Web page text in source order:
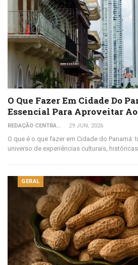
O Que Fazer Em Cidade Do
Essencial Para Aproveitar
REDAÇÃO CENTRAL DO VIAJANTE 29 JUN, 2026
O que é o que fazer em Cidade do Panamá:
universo de experiências culturais, históricas
GERAL